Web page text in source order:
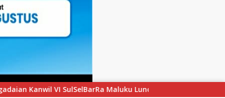
Luncurkan Program PANDE EMAS untuk Perkuat